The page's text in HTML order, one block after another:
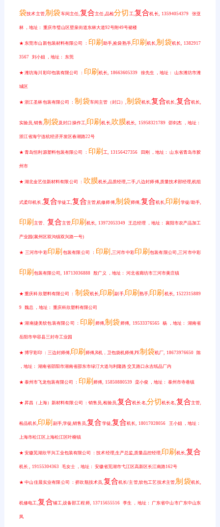
袋技术主管,制袋 车间主任,复合主任,品检分切 工,复合机长, 13594054379 张亚
林 ，地址： 重庆市璧山区壁泉街道东林大道92号附49号裙楼
★ 东莞市山新包装材料有限公司 ： 印刷助手,捡袋熟手,印刷机长,制袋机长, 1382917
3567 刘小姐 ，地址： 东莞
★ 潍坊海川彩印包装有限公司 ： 印刷 机长, 18663605339 徐先生 ，地址： 山东潍坊市潍
城区
★ 浙江圣林包装有限公司 ：制袋车间主管（封口）,制袋机长,复合机长,复合机长,
实验员,销售,制袋及封口操作工,印刷机长,吹膜机长, 15958321789 邵剑杰 ，地址：
浙江省海宁连杭经济开发区春潮路22号
★ 青岛恒利源塑料包装有限公司 ： 印刷 工, 13156427356 田刚 ，地址： 山东省青岛市胶
州市
★ 湖北金艺佳新材料有限公司 ： 吹膜机长,品质经理,二手,八边封师傅,质量技术部经理,机组
式柔印机长,复合学徒工,复合主管,机修师傅,制袋 师傅,复合机长,印刷 学徒/助手,
印刷 主管、 复合主管,印刷机长, 13972053349 王总经理 ，地址： 襄阳市农产品加工
产业园(襄州区双沟镇双兴路一号)
★ 三河市中彩印刷 包装有限公司 ： 印刷 ,三河市中彩印刷 包装有限公司,三河市中彩
印刷 包装有限公司, 18713036888 殷广义 ，地址： 河北省廊坊市三河市黄庄镇
★ 重庆科欣塑料有限公司 ： 制袋机长,印刷副手,印刷熟手,印刷 机长, 1522315889
9 魏总 ，地址： 重庆科欣塑料有限公司
★ 湖南捷美软包装有限公司 ： 印刷 师傅,制袋 师傅, 19533376565 杨 ，地址： 湖南省
岳阳市华容县三封寺工业园
★ 博宇彩印 ：三边封师傅,印刷 师傅,R机，卫包袋机师傅,PE制袋机厂, 18673976650 陈
，地址： 湖南省邵阳市湖南省卲东市绿汀大道与利隆路 交叉路口永吉纸品厂内
★ 泰州市飞龙包装有限公司 ： 印刷 师傅, 15850880539 栾小俊 ，地址： 泰州市寺巷镇
★ 昇昌（上海）新材料有限公司 ：销售员,检验员,复合机长名,分切机长名,复合主管,
检品机长,印刷 副手,学徒,销售员,复合 学徒,复合机长, 18017028056 王小姐 ，地址：
上海市松江区上海松江区叶榭镇
★ 安徽芜湖欣平兴工业包装有限公司 ：技术经理,生产总监,质量品控经理,印刷 机长,复合
机长 , 19155304363 毛女士 ，地址： 安徽省芜湖市弋江区高新区长江南路162号
★ 中山佳晨实业有限公司 ：挤吹瓶技术员,复合机长/主管,软包工艺技术主管,制袋机长,
机修电工,复合辅工,设备部工程师, 13715655516 李生 ，地址： 广东省中山市广东中山东
凤